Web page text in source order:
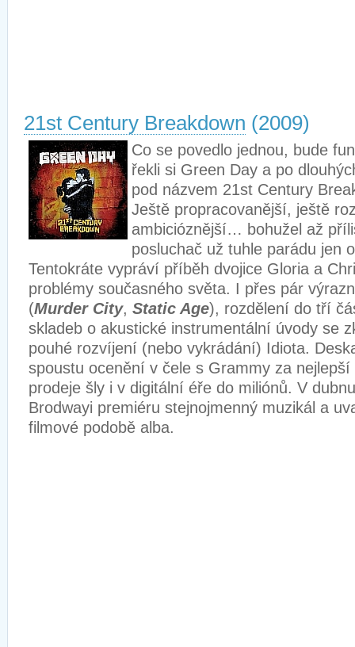
21st Century Breakdown (2009)
Co se povedlo jednou, bude
řekli si Green Day a po
pod názvem 21st Century
Ještě propracovanější, ještě
ambicióznější… bohužel až
posluchač už tuhle parádu jen
Tentokráte vypráví příběh dvojice Gloria a
problémy současného světa. I přes pár
(Murder City, Static Age), rozdělení do tří
skladeb o akustické instrumentální úvody se
pouhé rozvíjení (nebo vykrádání) Idiota.
spoustu ocenění v čele s Grammy za
prodeje šly i v digitální éře do miliónů. V
Brodwayi premiéru stejnojmenný muzikál a
filmové podobě alba.